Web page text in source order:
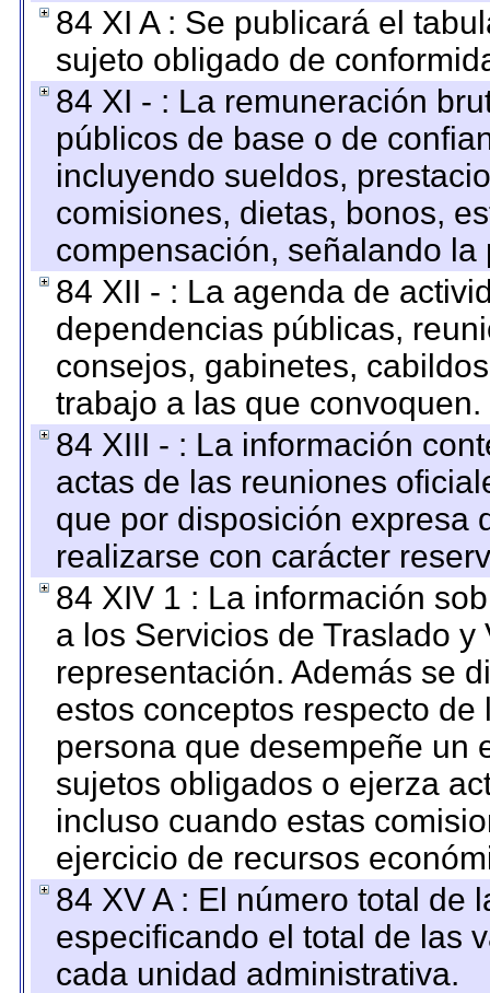
84 XI A : Se publicará el
sujeto obligado de
84 XI - : La remuneración
públicos de base o de
incluyendo sueldos,
comisiones, dietas, bonos,
compensación, señalando
84 XII - : La agenda de
dependencias públicas,
consejos, gabinetes,
trabajo a las que convoquen.
84 XIII - : La información
actas de las reuniones
que por disposición expresa
realizarse con carácter
84 XIV 1 : La información
a los Servicios de Traslado
representación. Además se
estos conceptos respecto
persona que desempeñe un
sujetos obligados o ejerza
incluso cuando estas
ejercicio de recursos
84 XV A : El número total de
especificando el total de las
cada unidad administrativa.